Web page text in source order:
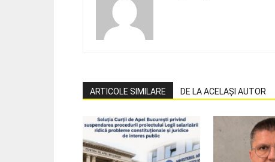
ARTICOLE SIMILARE DE LA ACELAȘI AUTOR